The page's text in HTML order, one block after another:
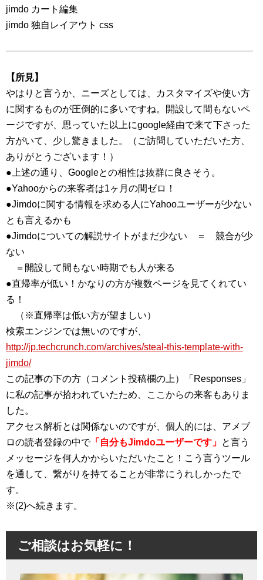
jimdo カート編集
jimdo 独自レイアウト css
【所見】
やはりと言うか、ニーズとしては、カスタマイズや使い方
に関するものが圧倒的に多いですね。開設して間もないペ
ージですが、思っていた以上にgoogle経由で来て下さった
方がいて、少し驚きました。（ご訪問していただいた方、
ありがとうございます！）
●上述の通り、Googleとの相性は抜群に良さそう。
●Yahooからの来客者は1ヶ月の間ゼロ！
●Jimdoに関する情報を求める人にYahooユーザーが少ない
とも言えるかも
●Jimdoについての解説サイトがまだ少ない ＝ 競合が少
ない
＝開設して間もない時期でも人が来る
●直帰率が低い！かなりの方が複数ページを見てくれてい
る！
（※直帰率は低い方が望ましい）
検索エンジンでは無いのですが、
http://jp.techcrunch.com/archives/steal-this-template-with-
jimdo/
この記事の下の方（コメント投稿欄の上）「Responses」
に私の記事が拾われていたため、ここからの来客もありま
した。
アクセス解析とは関係ないのですが、個人的には、アメブ
ロの読者登録の中で「自分もJimdoユーザーです」 と言う
メッセージを何人かからいただいたこと！こう言うツール
を通して、繋がりを持てることが非常にうれしかったで
す。
※(2)へ続きます。
ご相談はお気軽に！